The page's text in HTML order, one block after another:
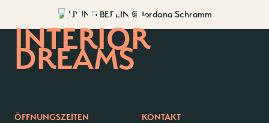
HOME OF
INTERIOR
DREAMS
ÖFFNUNGSZEITEN KONTAKT